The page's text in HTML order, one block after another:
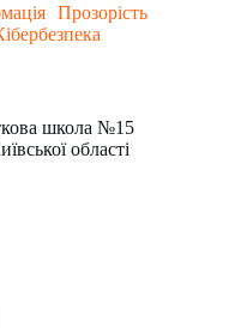
Прозорість
школа №15
області